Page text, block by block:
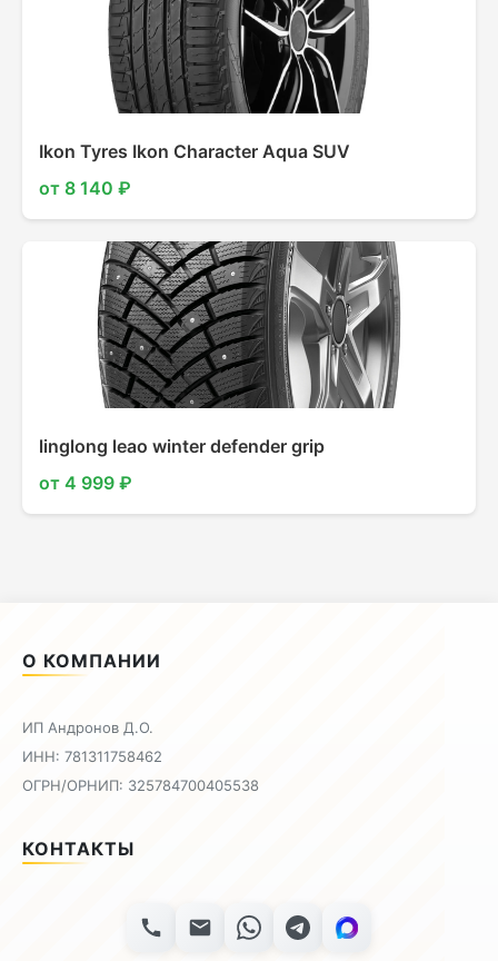
Ikon Tyres Ikon Character Aqua SUV
от 8 140 ₽
linglong leao winter defender grip
от 4 999 ₽
О КОМПАНИИ
ИП Андронов Д.О.
ИНН: 781311758462
ОГРН/ОРНИП: 325784700405538
КОНТАКТЫ